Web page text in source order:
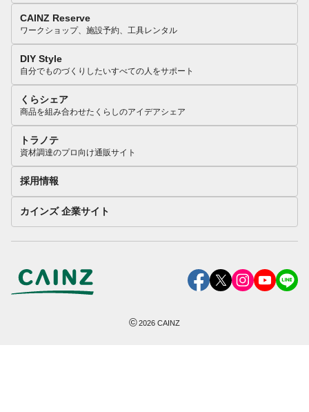
CAINZ Reserve
ワークショップ、施設予約、工具レンタル
DIY Style
自分でものづくりしたいすべての人をサポート
くらシェア
商品を組み合わせたくらしのアイデアシェア
トラノテ
資材調達のプロ向け通販サイト
採用情報
カインズ 企業サイト
©2026 CAINZ